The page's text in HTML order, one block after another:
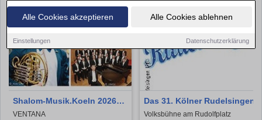
Alle Cookies akzeptieren Alle Cookies ablehnen
Einstellungen Datenschutzerklärung
Shalom-Musik.Koeln 2026 -
DAS GEHEIMNIS DES
VENTANA
Das 31. Kölner Rudelsingen
Volksbühne am Rudolfplatz